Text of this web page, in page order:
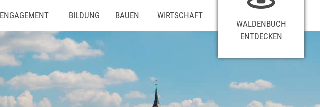
ENGAGEMENT BILDUNG BAUEN
WIRTSCHAFT
WALDENBUCH
ENTDECKEN